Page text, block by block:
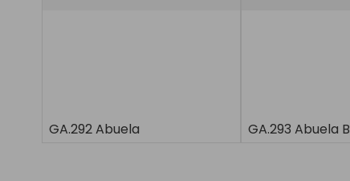
GA.292 Abuela GA.293 Abuela B